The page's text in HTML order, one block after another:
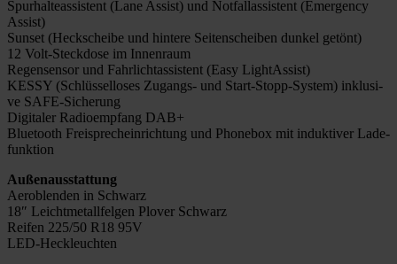
Spur­hal­te­as­sis­tent (Lane Assist) und Not­fall­as­sis­tent (Emer­gen­cy
Assist)
Sun­set (Heck­schei­be und hin­te­re Sei­ten­schei­ben dun­kel getönt)
12 Volt-Steck­­do­­se im Innen­raum
Regen­sen­sor und Fahr­licht­as­sis­tent (Easy Light­As­sist)
KESSY (Schlüs­sel­lo­ses Zugangs- und Start-Stopp-Sys­­tem) inklu­si­
ve SAFE-Siche­rung
Digi­ta­ler Radio­emp­fang DAB+
Blue­tooth Frei­sprech­ein­rich­tung und Phone­box mit induk­ti­ver Lade­
funk­ti­on
Außen­aus­stat­tung
Aer­oblen­den in Schwarz
18″ Leicht­me­tall­fel­gen Plover Schwarz
Rei­fen 225/50 R18 95V
LED-Heck­­leuch­­ten